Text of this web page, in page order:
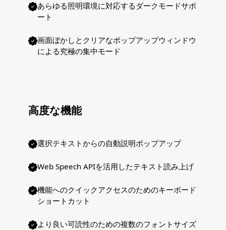
あらゆる照明環境に対応するダークモードサポ
ート
画面ぼかしとクリアなポップアップウィンドウ
による究極の集中モード
高度な機能
選択テキストからの自動説明ポップアップ
Web Speech APIを活用したテキスト読み上げ
機能へのクイックアクセスのためのキーボード
ショートカット
より良い可読性のための複数のフォントサイズ